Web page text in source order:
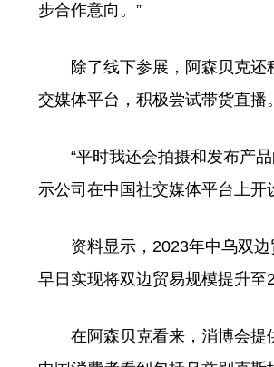
步合作意向。”
除了线下参展，阿森贝克还积
交媒体平台，积极尝试带货直播。
“平时我还会拍摄和发布产品
示公司在中国社交媒体平台上开
资料显示，2023年中乌双边
早日实现将双边贸易规模提升至
在阿森贝克看来，消博会提供